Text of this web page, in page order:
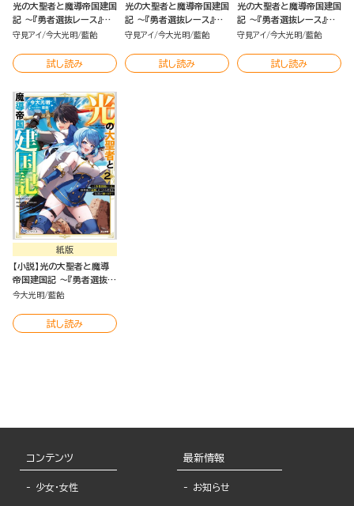
光の大聖者と魔導帝国建国
記 ～『勇者選抜レース』勝
利後の追放、そこから始ま
守見アイ 今大光明 藍飴
試し読み
光の大聖者と魔導帝国建国
記 ～『勇者選抜レース』勝
利後の追放、そこから始ま
守見アイ 今大光明 藍飴
試し読み
光の大聖者と魔導帝国建国
記 ～『勇者選抜レース』勝
利後の追放、そこから始ま
ク版（分冊版）
守見アイ 今大光明 藍飴
試し読み
紙版
【小説】光の大聖者と魔導
帝国建国記 ～『勇者選抜レ
ース』勝利後の追放、そこか
（2）
今大光明 藍飴
試し読み
コンテンツ
少女・女性
最新情報
お知らせ